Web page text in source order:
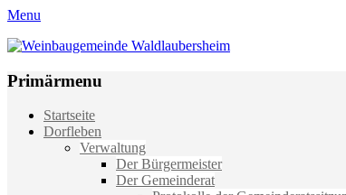
Menu
Weinbaugemeinde Waldlaubersheim
Primärmenu
Weiter
zum
Startseite
Dorfleben
Verwaltung
Der Bürgermeister
Der Gemeinderat